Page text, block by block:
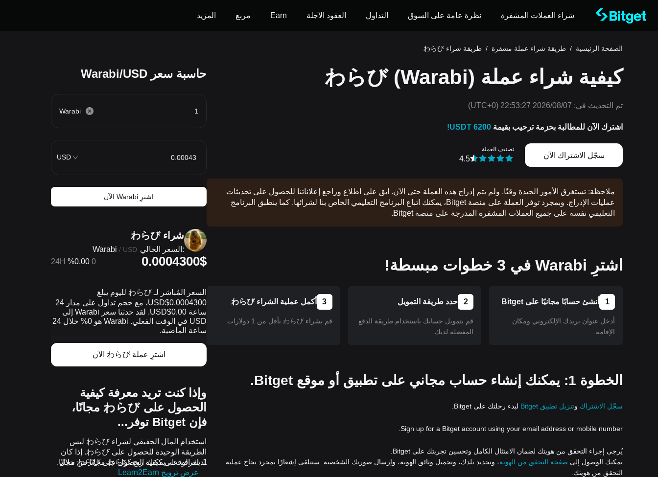
شراء العملات المشفرة نظرة عامة على السوق التداول العقود الآجلة Earn مربع المزيد
الصفحة الرئيسية / طريقة شراء عملة مشفرة / طريقة شراء わらび
كيفية شراء عملة わらび (Warabi)
تم التحديث في: 2026/08/07 22:53:27
(UTC+0)
اشترك الآن للمطالبة بحزمة ترحيب بقيمة 6200 USDT!
سجّل الاشتراك الآن
تصنيف العملة
4.5
ملاحظة: تستغرق الأمور الجيدة وقتًا. ولم يتم إدراج هذه العملة حتى الآن. ابق على اطلاع وراجع إعلاناتنا للحصول على تحديثات
عمليات الإدراج. وبمجرد توفر العملة على منصة Bitget، يمكنك اتباع البرنامج التعليمي الخاص بنا لشرائها. كما ينطبق البرنامج
التعليمي نفسه على جميع العملات المشفرة المدرجة على منصة Bitget.
اشترِ Warabi في 3 خطوات مبسطة!
1 أنشئ حسابًا مجانيًا على Bitget
أدخل عنوان بريدك الإلكتروني ومكان
الإقامة.
2 حدد طريقة التمويل
قم بتمويل حسابك باستخدام طريقة الدفع
المفضلة لديك.
3 أكمل عملية الشراء わらび
قم بشراء わらび بأقل من 1 دولارات.
الخطوة 1: يمكنك إنشاء حساب مجاني على تطبيق أو موقع Bitget.
سجّل الاشتراك وتنزيل تطبيق Bitget لبدء رحلتك على Bitget.
Sign up for a Bitget account using your email address or mobile number.
يُرجى إجراء التحقق من هويتك لضمان الامتثال الكامل وتحسين تجربتك على Bitget.
يمكنك الوصول إلى صفحة التحقق من الهوية، وتحديد بلدك، وتحميل وثائق الهوية، وإرسال صورتك الشخصية. ستتلقى إشعارًا بمجرد نجاح عملية
التحقق من هويتك.
حاسبة سعر Warabi/USD
Warabi
USD
اشترِ Warabi الآن
شراء わらび
Warabi / USD السعر الحالي:
0.0004300$
0
%0.00
24H
السعر المُباشر لـ わらび لليوم يبلغ
0.0004300$USD، مع حجم تداول على مدار 24
ساعة 0.00$USD. لقد حدثنا سعر Warabi إلى
USD في الوقت الفعلي. Warabi هو 0% خلال 24
ساعة الماضية.
اشترِ عملة わらび الآن
وإذا كنت تريد معرفة كيفية
الحصول على わらび مجانًا،
فإن Bitget توفر...
استخدام المال الحقيقي لشراء わらび ليس
الطريقة الوحيدة للحصول على わらび. إذا كان
لديك الوقت، يمكنك الحصول على わらび مجانًا.
تعرف على كيفية ربح わらび مجانًا من خلال
عرض ترويج Learn2Earn